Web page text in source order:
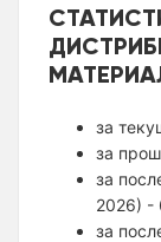
за
за
за
2026) -
за